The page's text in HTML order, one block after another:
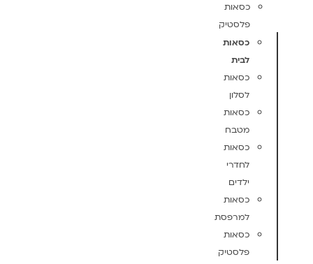
כסאות
פלסטיק
כסאות
לבית
כסאות
לסלון
כסאות
מטבח
כסאות
לחדרי
ילדים
כסאות
למרפסת
כסאות
פלסטיק